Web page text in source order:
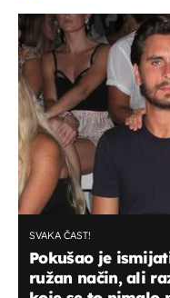
SVAKA ČAST!
Pokušao je
ružan način, ali